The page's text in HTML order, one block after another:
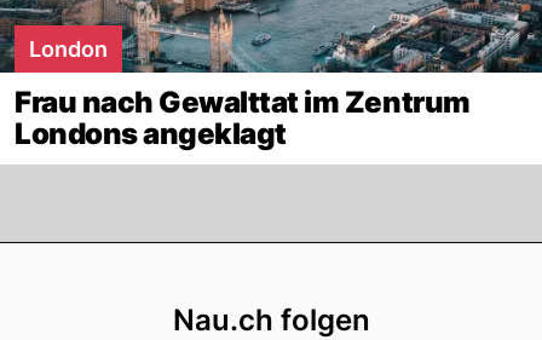
London
Frau nach Gewalttat im Zentrum
Londons angeklagt
Nau.ch folgen